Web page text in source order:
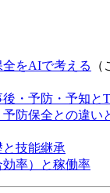
をAIで考える
・予防・予知と
防保全との違い
技能継承
率）と稼働率